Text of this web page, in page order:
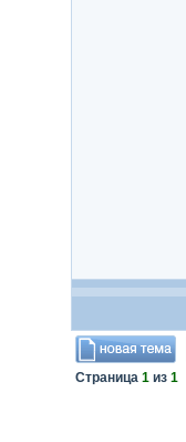
Страница 1из 1